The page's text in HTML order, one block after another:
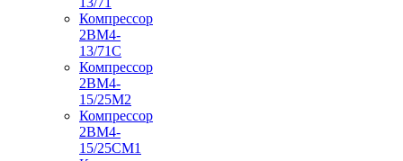
Компрессор
2ВМ4-
13/71С
Компрессор
2ВМ4-
15/25М2
Компрессор
2ВМ4-
15/25СМ1